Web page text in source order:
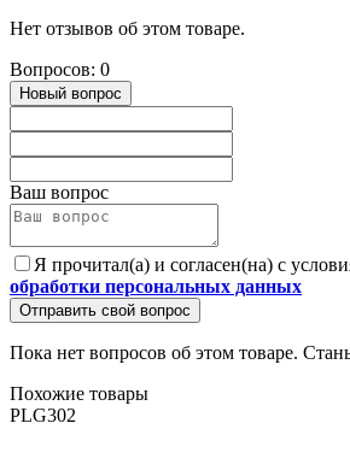
Нет отзывов об этом товаре.
Вопросов: 0
Новый вопрос
Ваш вопрос
Я прочитал(а) и согласен(на) с
обработки персональных данных
Отправить свой вопрос
Пока нет вопросов об этом товаре.
Похожие товары
PLG302